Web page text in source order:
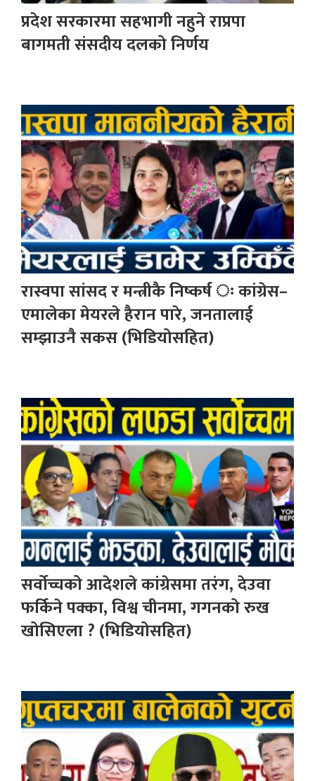
प्रदेश सरकारमा सहभागी नहुने राप्रपा
बागमती संसदीय दलको निर्णय
रास्वपा सांसद र मन्त्रीकै निष्कर्ष ः कांग्रेस–
एमालेका मेयरले हैरान पारे, जनतालाई
सम्झाउनै सकस (भिडियोसहित)
सर्वोच्चको आदेशले कांग्रेसमा तरंग, देउवा
फर्किने पक्का, विश्व चीनमा, गगनको रुख
खोसिएला ? (भिडियोसहित)